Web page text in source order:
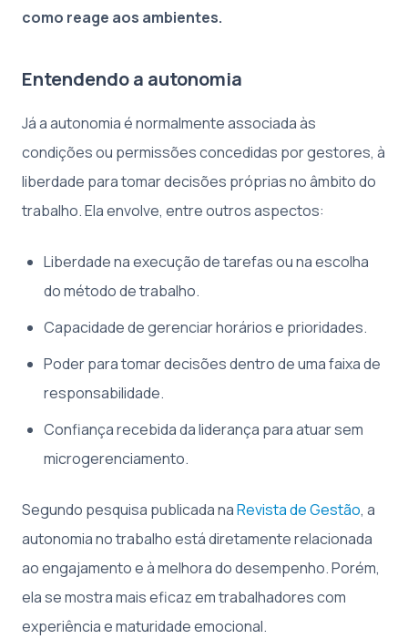
como reage aos ambientes.
Entendendo a autonomia
Já a autonomia é normalmente associada às
condições ou permissões concedidas por gestores, à
liberdade para tomar decisões próprias no âmbito do
trabalho. Ela envolve, entre outros aspectos:
Liberdade na execução de tarefas ou na escolha
do método de trabalho.
Capacidade de gerenciar horários e prioridades.
Poder para tomar decisões dentro de uma faixa de
responsabilidade.
Confiança recebida da liderança para atuar sem
microgerenciamento.
Segundo pesquisa publicada naRevista de Gestão, a
autonomia no trabalho está diretamente relacionada
ao engajamento e à melhora do desempenho. Porém,
ela se mostra mais eficaz em trabalhadores com
experiência e maturidade emocional.